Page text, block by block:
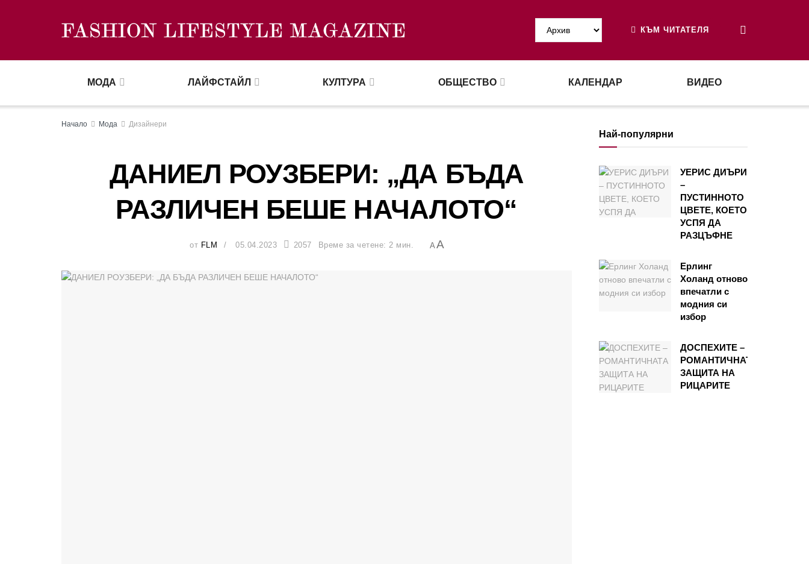
КЪМ ЧИТАТЕЛЯ
МОДА ЛАЙФСТАЙЛ КУЛТУРА ОБЩЕСТВО КАЛЕНДАР ВИДЕО
Начало Мода Дизайнери
ДАНИЕЛ РОУЗБЕРИ: „ДА БЪДА
РАЗЛИЧЕН БЕШЕ НАЧАЛОТО“
от FLM 05.04.2023 2057 Време за четене: 2 мин. AA
Най-популярни
УЕРИС ДИЪРИ
–
ПУСТИННОТО
ЦВЕТЕ, КОЕТО
УСПЯ ДА
РАЗЦЪФНЕ
Ерлинг
Холанд отново
впечатли с
модния си
избор
ДОСПЕХИТЕ –
РОМАНТИЧНАТА
ЗАЩИТА НА
РИЦАРИТЕ